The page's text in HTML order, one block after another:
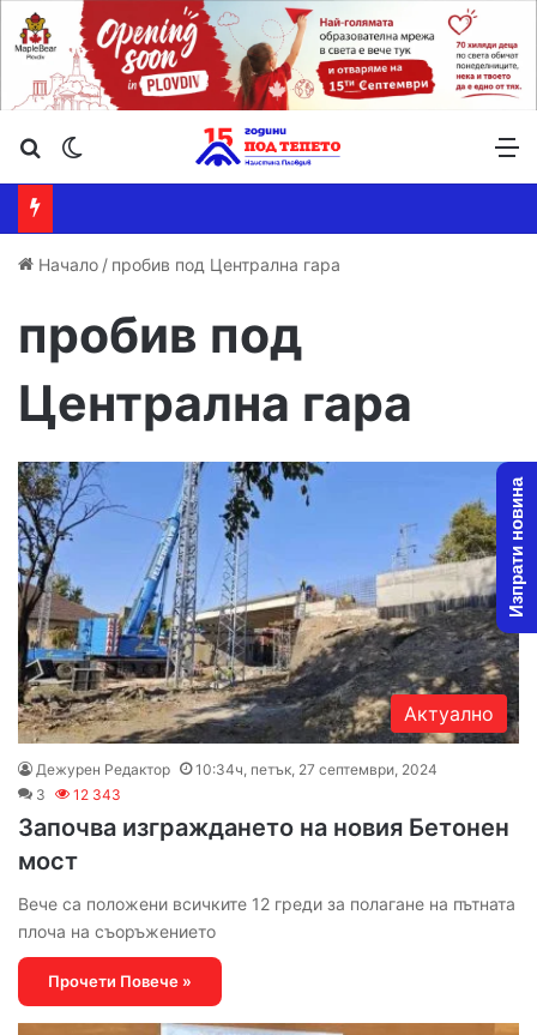
Търсене ...
Начало / пробив под Централна гара
пробив под
Централна гара
Актуално
Дежурен Редактор
10:34ч, петък, 27 септември, 2024
3
12 343
Започва изграждането на новия Бетонен
мост
Вече са положени всичките 12 греди за полагане на пътната
плоча на съоръжението
Прочети Повече »
Изпрати новина